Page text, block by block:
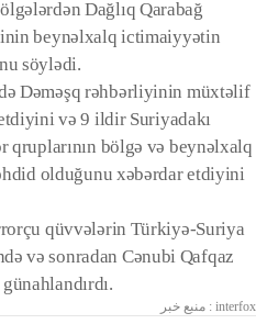
Dağlıq Qarabağ
beynəlxalq ictimaiyyətin
söylədi.
Dəməşq rəhbərliyinin müxtəlif
və 9 ildir Suriyadakı
qruplarının bölgə və beynəlxalq
olduğunu xəbərdar etdiyini
qüvvələrin Türkiyə-Suriya
və sonradan Cənubi Qafqaz
منبع خبر : interfox